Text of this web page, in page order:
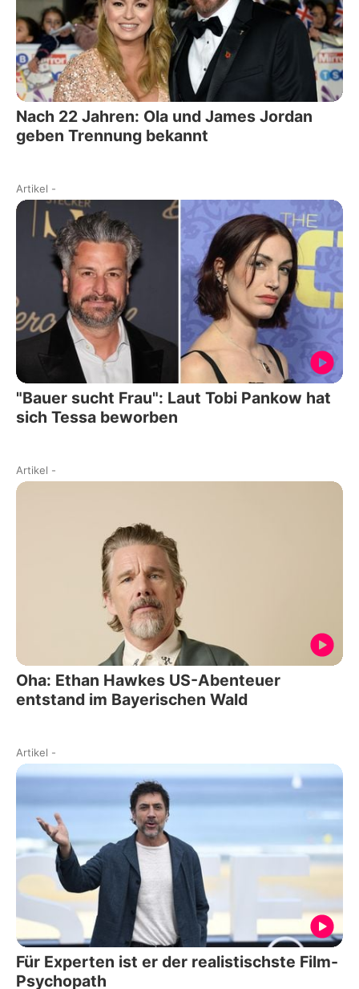
Nach 22 Jahren: Ola und James Jordan
geben Trennung bekannt
Artikel -
"Bauer sucht Frau": Laut Tobi Pankow hat
sich Tessa beworben
Artikel -
Oha: Ethan Hawkes US-Abenteuer
entstand im Bayerischen Wald
Artikel -
Für Experten ist er der realistischste Film-
Psychopath